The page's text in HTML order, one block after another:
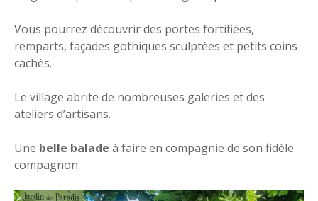
Vous pourrez découvrir des portes fortifiées,
remparts, façades gothiques sculptées et petits coins
cachés.
Le village abrite de nombreuses galeries et des
ateliers d’artisans.
Une belle balade à faire en compagnie de son fidèle
compagnon.